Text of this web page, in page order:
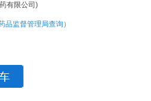
有限公司)
品监督管理局查询）